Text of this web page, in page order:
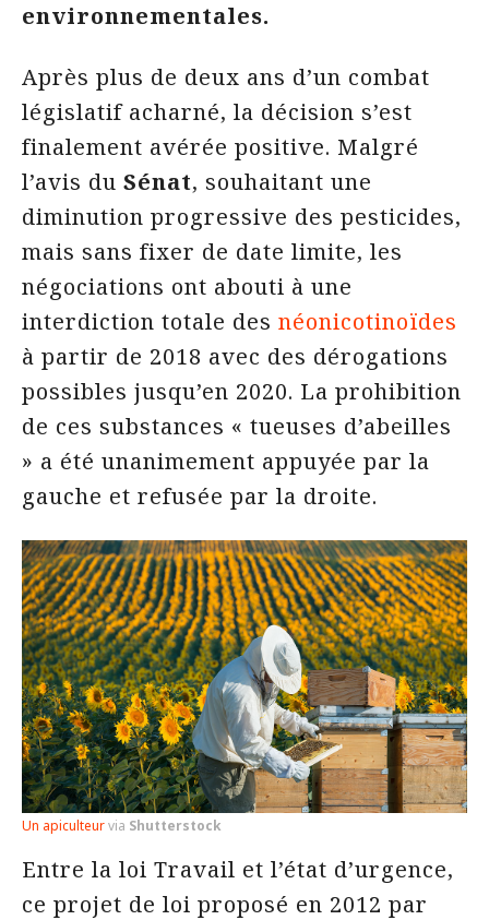
environnementales.
Après plus de deux ans d’un combat
législatif acharné, la décision s’est
finalement avérée positive. Malgré
l’avis du Sénat, souhaitant une
diminution progressive des pesticides,
mais sans fixer de date limite, les
négociations ont abouti à une
interdiction totale des néonicotinoïdes
à partir de 2018 avec des dérogations
possibles jusqu’en 2020. La prohibition
de ces substances « tueuses d’abeilles
» a été unanimement appuyée par la
gauche et refusée par la droite.
Un apiculteurvia Shutterstock
Entre la loi Travail et l’état d’urgence,
ce projet de loi proposé en 2012 par